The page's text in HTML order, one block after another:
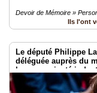
Devoir de Mémoire »
Ils l'ont
Le député Philippe
déléguée auprès du
la souveraineté
de l'intelligence